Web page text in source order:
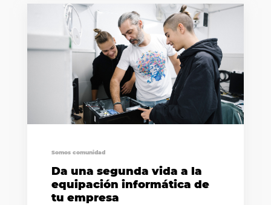
Somos comunidad
Da una segunda vida a la
equipación informática de
tu empresa